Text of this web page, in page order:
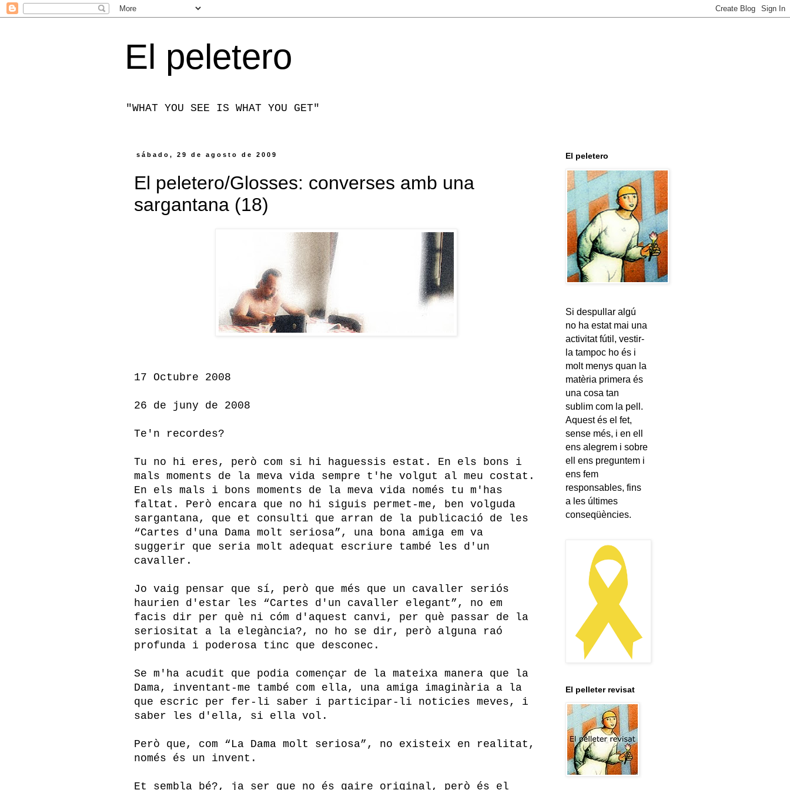
El peletero
"WHAT YOU SEE IS WHAT YOU GET"
sábado, 29 de agosto de 2009
El peletero/Glosses: converses amb una
sargantana (18)
17 Octubre 2008
26 de juny de 2008
Te'n recordes?
Tu no hi eres, però com si hi haguessis estat. En els bons i
mals moments de la meva vida sempre t'he volgut al meu costat.
En els mals i bons moments de la meva vida només tu m'has
faltat. Però encara que no hi siguis permet-me, ben volguda
sargantana, que et consulti que arran de la publicació de les
“Cartes d'una Dama molt seriosa”, una bona amiga em va
suggerir que seria molt adequat escriure també les d'un
cavaller.
Jo vaig pensar que sí, però que més que un cavaller seriós
haurien d'estar les “Cartes d'un cavaller elegant”, no em
facis dir per què ni cóm d'aquest canvi, per què passar de la
seriositat a la elegància?, no ho se dir, però alguna raó
profunda i poderosa tinc que desconec.
Se m'ha acudit que podia començar de la mateixa manera que la
Dama, inventant-me també com ella, una amiga imaginària a la
que escric per fer-li saber i participar-li noticies meves, i
saber les d'ella, si ella vol.
Però que, com “La Dama molt seriosa”, no existeix en realitat,
només és un invent.
Et sembla bé?, ja ser que no és gaire original, però és el
El peletero
Si despullar algú
no ha estat mai una
activitat fútil, vestir-
la tampoc ho és i
molt menys quan la
matèria primera és
una cosa tan
sublim com la pell.
Aquest és el fet,
sense més, i en ell
ens alegrem i sobre
ell ens preguntem i
ens fem
responsables, fins
a les últimes
conseqüències.
El pelleter revisat